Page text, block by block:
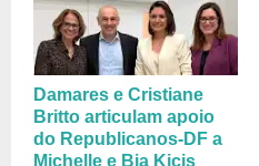
Damares e Cristiane
Britto articulam apoio
do Republicanos-DF a
Michelle e Bia Kicis